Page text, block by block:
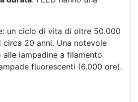
un ciclo di vita di oltre 50.000
circa 20 anni. Una notevole
lampadine a filamento
fluorescenti (6.000 ore).